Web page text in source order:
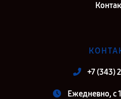
+7 (343)
Ежедневно, с